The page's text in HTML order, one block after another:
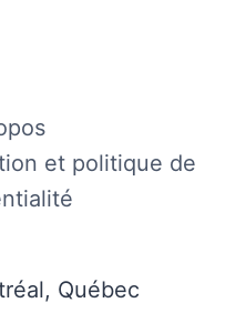
et politique de
Québec